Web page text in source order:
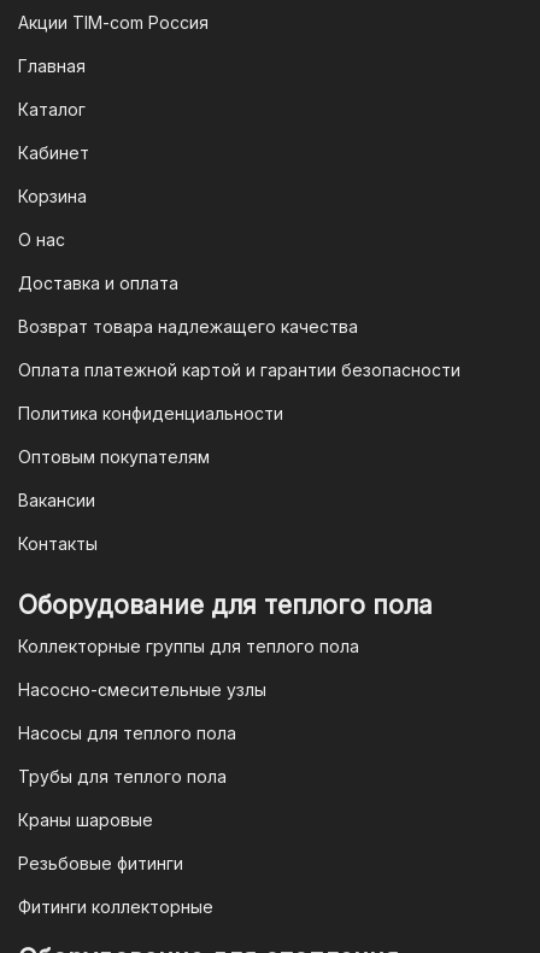
платежей (СПБ)
Мы следим за современными
систему быстрых платежей (СПБ).
предоставлен QR-код. Просто
доступен для большинства российских
3. Оплата по QR-коду
— это QR-код. После оформления
заказа мы предоставим вам
уникальный QR-код, который можно
приложении вашего банка. Это быстро,
удобно и безопасно.
юридических лиц
Для наших корпоративных клиентов
мы предлагаем безналичную оплату по
выставим вам счет, который можно
оплатить в течение 3 рабочих дней.
Акции TIM-com Россия
Главная
Каталог
Кабинет
Корзина
О нас
Доставка и оплата
Возврат товара надлежащего качества
Оплата платежной картой и гарантии безопасности
Политика конфиденциальности
Оптовым покупателям
Вакансии
Контакты
Оборудование для теплого пола
Коллекторные группы для теплого пола
Насосно-смесительные узлы
Насосы для теплого пола
Трубы для теплого пола
Краны шаровые
Резьбовые фитинги
Фитинги коллекторные